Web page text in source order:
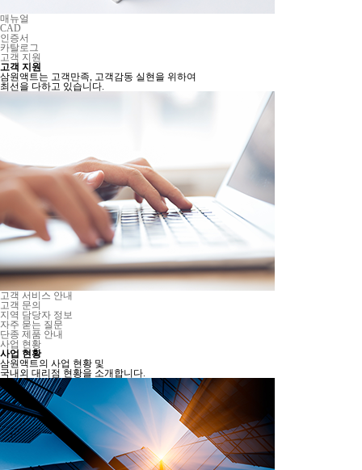
매뉴얼
CAD
인증서
카탈로그
고객 지원
고객 지원
삼원액트는 고객만족, 고객감동 실현을 위하여
최선을 다하고 있습니다.
고객 서비스 안내
고객 문의
지역 담당자 정보
자주 묻는 질문
단종 제품 안내
사업 현황
사업 현황
삼원액트의 사업 현황 및
국내외 대리점 현황을 소개합니다.